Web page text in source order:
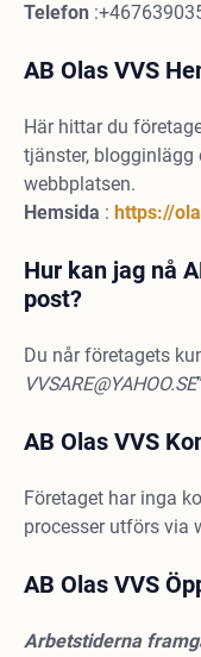
Telefon
AB Olas VVS
Här hittar du
tjänster,
webbplatsen.
Hemsida : https://
Hur kan jag nå
post?
Du når företagets
VVSARE@YAHOO.SE
AB Olas VVS
Företaget har inga
processer utförs via
AB Olas VVS
Arbetstiderna